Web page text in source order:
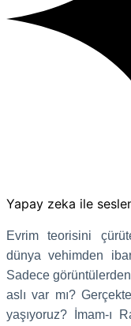
Yapay zeka ile
Evrim teorisini
dünya vehimden
Sadece
aslı var mı?
yaşıyoruz? İmam-ı